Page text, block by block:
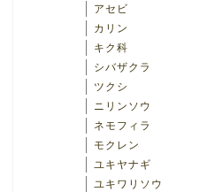
アセビ
カリン
キク科
シバザクラ
ツクシ
ニリンソウ
ネモフィラ
モクレン
ユキヤナギ
ユキワリソウ